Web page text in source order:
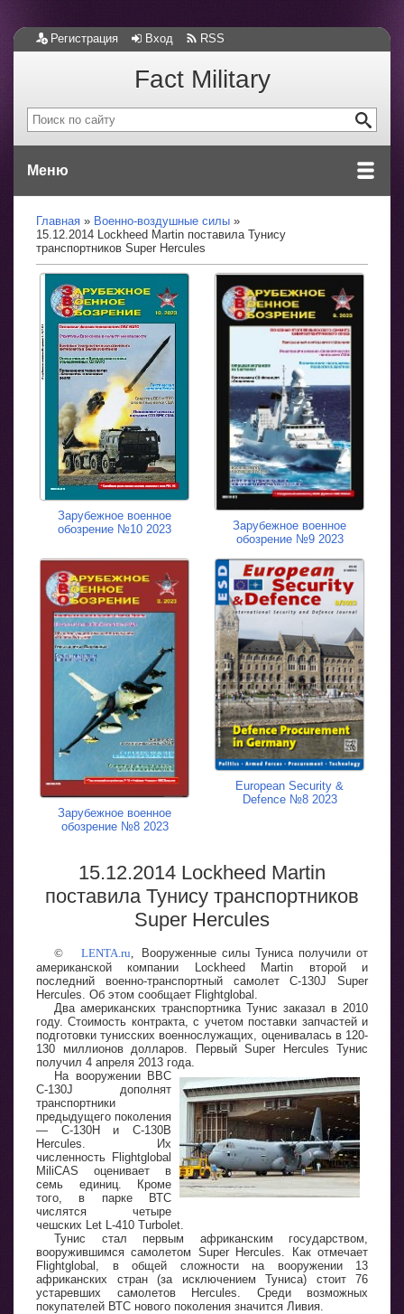
Регистрация Вход RSS
Fact Military
Меню
Главная
Военно-воздушные силы
15.12.2014 Lockheed Martin поставила Тунису
транспортников Super Hercules
Зарубежное военное
обозрение №10 2023
Зарубежное военное
обозрение №9 2023
Зарубежное военное
обозрение №8 2023
European Security &
Defence №8 2023
15.12.2014 Lockheed Martin
поставила Тунису транспортников
Super Hercules
© LENTA.ru
Вооруженные силы Туниса получили от
американской компании Lockheed Martin второй и
последний военно-транспортный самолет C-130J Super
Hercules. Об этом сообщает Flightglobal.
Два американских транспортника Тунис заказал в 2010
году. Стоимость контракта, с учетом поставки запчастей и
подготовки тунисских военнослужащих, оценивалась в 120-
130 миллионов долларов. Первый Super Hercules Тунис
получил 4 апреля 2013 года.
На вооружении ВВС
C-130J дополнят
транспортники
предыдущего поколения
— C-130H и C-130B
Hercules. Их
численность Flightglobal
MiliCAS оценивает в
семь единиц. Кроме
того, в парке ВТС
числятся четыре
чешских Let L-410 Turbolet.
Тунис стал первым африканским государством,
вооружившимся самолетом Super Hercules. Как отмечает
Flightglobal, в общей сложности на вооружении 13
африканских стран (за исключением Туниса) стоит 76
устаревших самолетов Hercules. Среди возможных
покупателей ВТС нового поколения значится Ливия.